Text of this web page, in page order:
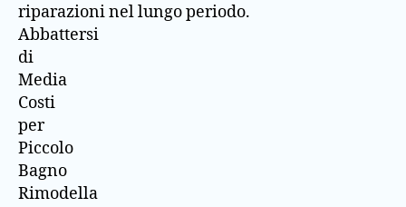
riparazioni nel lungo periodo.
Abbattersi
di
Media
Costi
per
Piccolo
Bagno
Rimodella